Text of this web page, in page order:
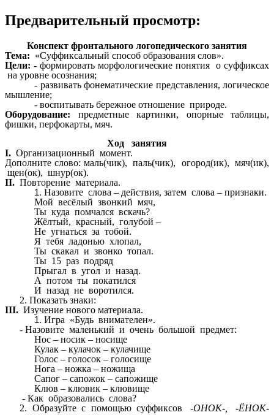
Предварительный просмотр:
Конспект фронтального логопедического занятия
Тема: «Суффиксальный способ образования слов».
Цели: - формировать морфологические понятия о суффиксах
на уровне осознания;
- развивать фонематические представления, логическое
мышление;
- воспитывать бережное отношение природе.
Оборудование: предметные картинки, опорные таблицы,
фишки, перфокарты, мяч.
Ход занятия
I. Организационный момент.
Дополните слово: маль(чик), паль(чик), огород(ик), мяч(ик),
щен(ок), шнур(ок).
II. Повторение материала.
Назовите слова – действия, затем слова – признаки.
Мой весёлый звонкий мяч,
Ты куда помчался вскачь?
Жёлтый, красный, голубой –
Не угнаться за тобой.
Я тебя ладонью хлопал,
Ты скакал и звонко топал.
Ты 15 раз подряд
Прыгал в угол и назад.
А потом ты покатился
И назад не воротился.
2. Показать знаки:
III. Изучение нового материала.
Игра «Будь внимателен».
- Назовите маленький и очень большой предмет:
Нос – носик – носище
Кулак – кулачок – кулачище
Голос – голосок – голосище
Нога – ножка – ножища
Сапог – сапожок – сапожище
Клюв – клювик – клювище
- Как образовались слова?
2. Образуйте с помощью суффиксов-ОНОК-, -ЁНОК-